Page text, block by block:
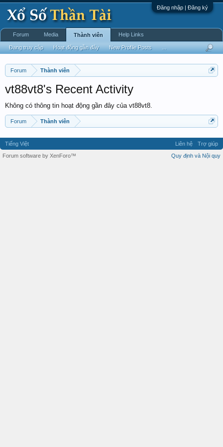
Đăng nhập | Đăng ký
Forum Thành viên
vt88vt8's Recent Activity
Không có thông tin hoạt động gần đây của vt88vt8.
Forum Thành viên
Forum Media Thành viên
Đang truy cập Hoạt động gần đây New Profile Posts
Help Links
Tiếng Việt Liên hệ
Trợ giúp
Quy định và Nội quy
Forum software by XenForo™